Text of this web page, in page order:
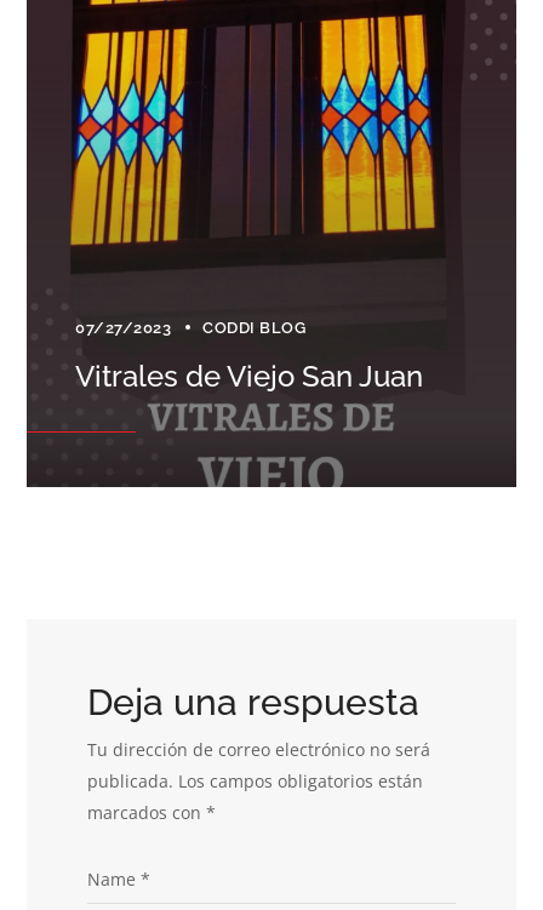
07/27/2023 CODDI BLOG
Vitrales de Viejo San Juan
Deja una respuesta
Tu dirección de correo electrónico no será
publicada. Los campos obligatorios están
marcados con*